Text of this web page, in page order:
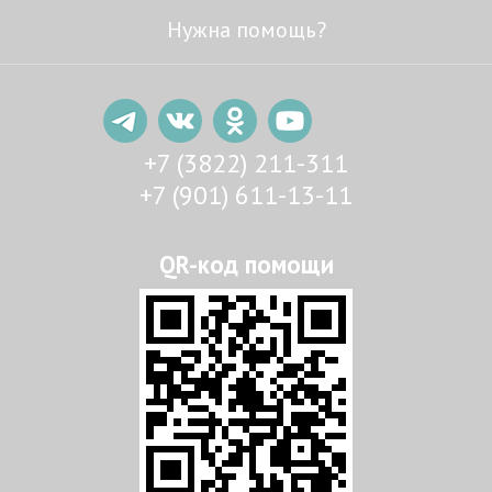
Нужна помощь?
+7 (3822) 211-311
+7 (901) 611-13-11